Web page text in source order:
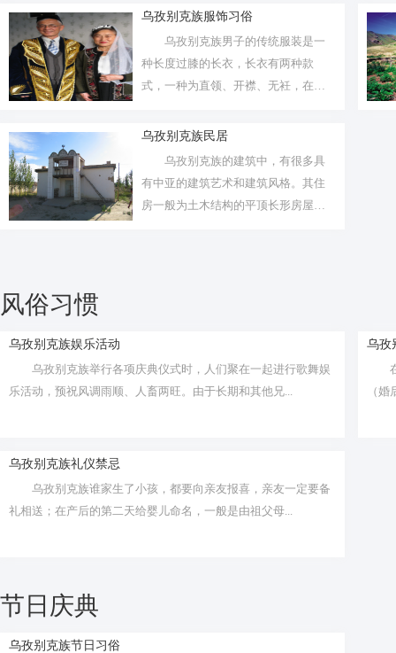
乌孜别克族服饰习俗
乌孜别克族男子的传统服装是一
种长度过膝的长衣，长衣有两种款
式，一种为直领、开襟、无衽，在门
乌孜别克族民居
乌孜别克族的建筑中，有很多具
有中亚的建筑艺术和建筑风格。其住
房一般为土木结构的平顶长形房屋，
风俗习惯
乌孜别克族娱乐活动
乌孜别克族举行各项庆典仪式时，人们聚在一起进行歌舞娱
乐活动，预祝风调雨顺、人畜两旺。由于长期和其他兄...
乌孜
（
乌孜别克族礼仪禁忌
乌孜别克族谁家生了小孩，都要向亲友报喜，亲友一定要备
礼相送；在产后的第二天给婴儿命名，一般是由祖父母...
节日庆典
乌孜别克族节日习俗